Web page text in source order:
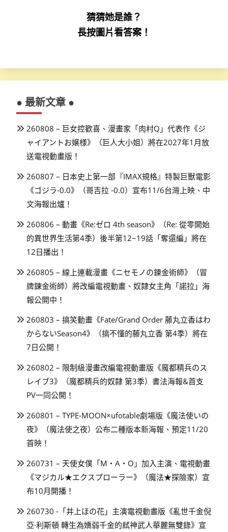
猜猜她是誰？
長按圖片看答案！
● 最新文章 ●
260808 – 巨女控歡喜、漫畫家「肉村Q」代表作《ジ
ャイアントお嬢様》（巨人大小姐）將在2027年1月放
送電視動畫版！
260807 – 日本史上第一部『IMAX規格』特製巨獸電影
《ゴジラ-0.0》（哥吉拉 -0.0）宣布11/6台灣上映、中
文海報出爐！
260806 – 動畫《Re:ゼロ 4th season》（Re: 從零開始
的異世界生活第4季）後半第12~19話「奪還編」將在
12日播出！
260805 – 線上連載漫畫《ニセモノの錬金術師》（冒
牌鍊金術師）將改編電視動畫、奴隸女主角「諾拉」海
報公開中！
260803 – 搞笑動畫《Fate/Grand Order 藤丸立香はわ
からないSeason4》（搞不懂的藤丸立香 第4季）將在
7日公開！
260802 – 限制級漫畫改編電視動畫版《魔都精兵のス
レイブ3》（魔都精兵的奴隸 第3季）書法海報&首支
PV一同公開！
260801 – TYPE-MOON×ufotable劇場版《魔法使いの
夜》（魔法使之夜）公布二種版本新海報、預定11/20
首映！
260731 – 天使女僕「M・A・O」加入主演、電視動畫
《マジカル★エクスプローラー》（魔法★探險家）宣
布10月開播！
260730 -「井上ほの花」主演電視動畫版《亂世千金倪
亞·利斯頓 轉生為嬌弱千金的弒神武人華麗無雙錄》宣